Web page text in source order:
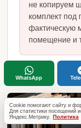
не копируем
комплект под
фактическую
помещение и
Cookie помогают сайту и
Для статистики посещений
Яндекс.Метрику. Политика
WhatsApp